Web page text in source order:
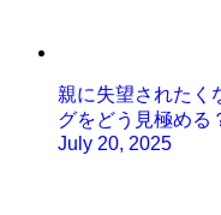
親に失望されたく
グをどう見極める
July 20, 2025